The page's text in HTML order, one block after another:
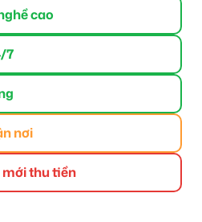
cao
7
nơi
thu tiền